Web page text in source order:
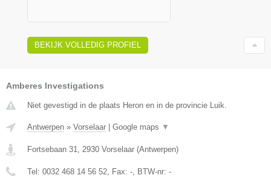
BEKIJK VOLLEDIG PROFIEL
Amberes Investigations
Niet gevestigd in de plaats Heron en in de provincie Luik.
Antwerpen » Vorselaar Google maps ▼
Fortsebaan 31, 2930 Vorselaar (Antwerpen)
Tel: 0032 468 14 56 52, Fax: -, BTW-nr: -